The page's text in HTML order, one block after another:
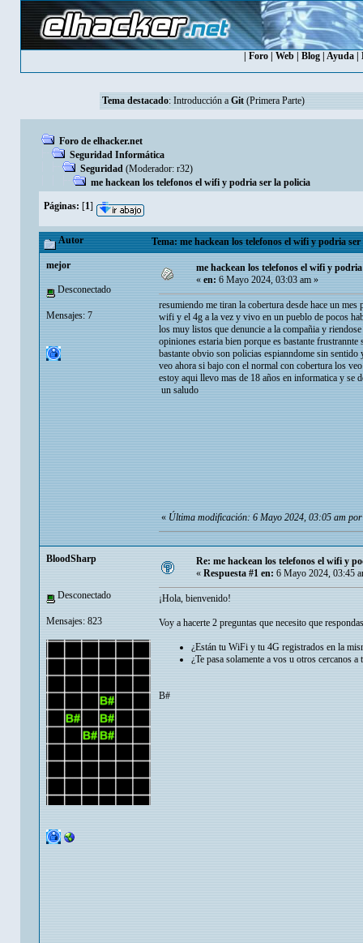
Foro Web Blog Ayuda
Tema destacado: Introducción a Git (Primera Parte)
Foro de elhacker.net
Seguridad Informática
Seguridad (Moderador: r32)
me hackean los telefonos el wifi y podria ser la policia
Páginas: [1]
Autor Tema: me hackean los telefonos el wifi y podria
mejor
Desconectado
Mensajes: 7
me hackean los telefonos el wifi y
«en:6 Mayo 2024, 03:03 am »
resumiendo me tiran la cobertura desde hace un
wifi y el 4g a la vez y vivo en un pueblo de pocos
los muy listos que denuncie a la compañia y
opiniones estaria bien porque es bastante
bastante obvio son policias espianndome sin
veo ahora si bajo con el normal con cobertura los
estoy aqui llevo mas de 18 años en informatica y se
un saludo
«Última modificación: 6 Mayo 2024, 03:05 am
BloodSharp
Desconectado
Mensajes: 823
Re: me hackean los telefonos el wifi y
« Respuesta #1 en: 6 Mayo 2024, 03:45
¡Hola, bienvenido!
Voy a hacerte 2 preguntas que necesito que
¿Están tu WiFi y tu 4G registrados en la
¿Te pasa solamente a vos u otros cercanos
B#